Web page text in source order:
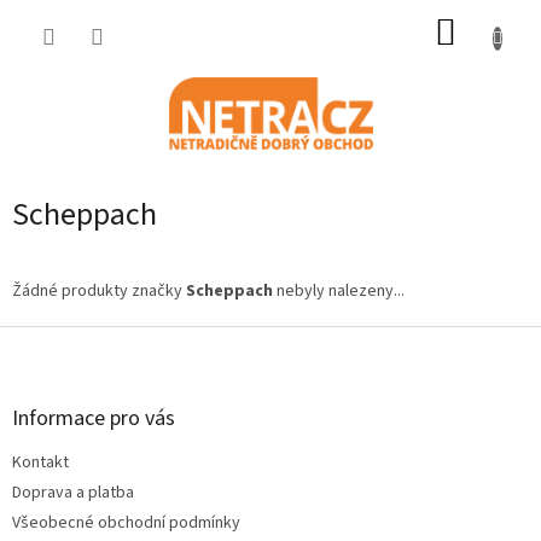
Scheppach
Žádné produkty značkyScheppach nebyly nalezeny...
Z
Informace pro vás
Kontakt
Doprava a platba
Všeobecné obchodní podmínky